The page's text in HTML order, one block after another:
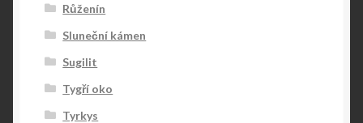
Růženín
Sluneční kámen
Sugilit
Tygří oko
Tyrkys